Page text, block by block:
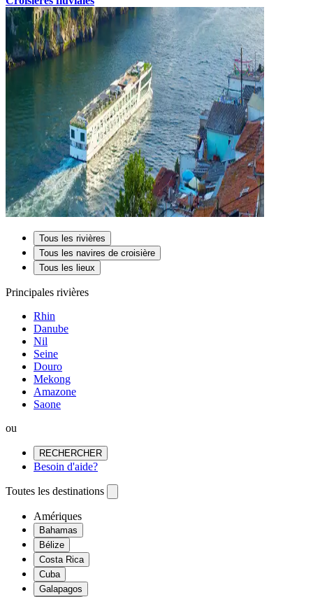
Tous les rivières
Tous les navires de croisière
Tous les lieux
Principales rivières
Rhin
Danube
Nil
Seine
Douro
Mekong
Amazone
Saone
ou
RECHERCHER
Besoin d'aide?
Toutes les destinations
Amériques
Bahamas
Bélize
Costa Rica
Cuba
Galapagos